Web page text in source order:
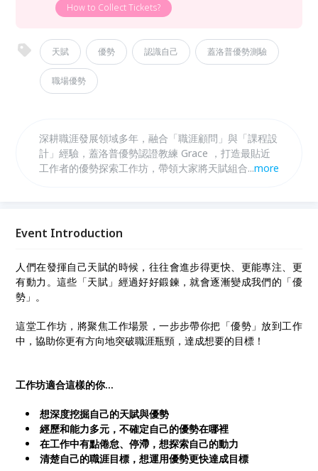
How to Collect Tickets?
天賦 優勢 認識自己 蓋洛普優勢測驗
職場優勢
深耕職涯發展領域多年，融合「職涯顧問」與「課程設
計」經驗，蓋洛普優勢認證教練 Grace ，打造最貼近
工作者的優勢探索工作坊，帶領大家將天賦組合成職場
...more
Event Introduction
人們在發揮自己天賦的時候，往往會進步得更快、更能專注、更
有動力。這些「天賦」經過好好鍛鍊，就會逐漸變成我們的「優
勢」。
這堂工作坊，將聚焦工作場景，一步步帶你把「優勢」放到工作
中，協助你更有方向地突破職涯瓶頸，達成想要的目標！
工作坊適合這樣的你...
想深度挖掘自己的天賦與優勢
經歷和能力多元，不確定自己的優勢在哪裡
在工作中有點倦怠、停滯，想探索自己的動力
清楚自己的職涯目標，想運用優勢更快達成目標